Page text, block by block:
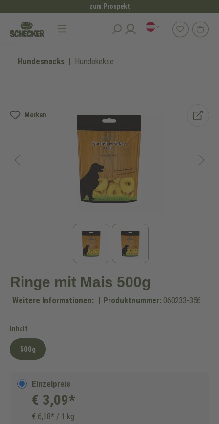
zum Prospekt
Hundesnacks Hundekekse
Merken
Bildergalerie überspringen
Ringe mit Mais 500g
Weitere Informationen: | Produktnummer: 060233-356
Inhalt
500g
Einzelpreis
€ 3,09*
€ 6,18* / 1 kg